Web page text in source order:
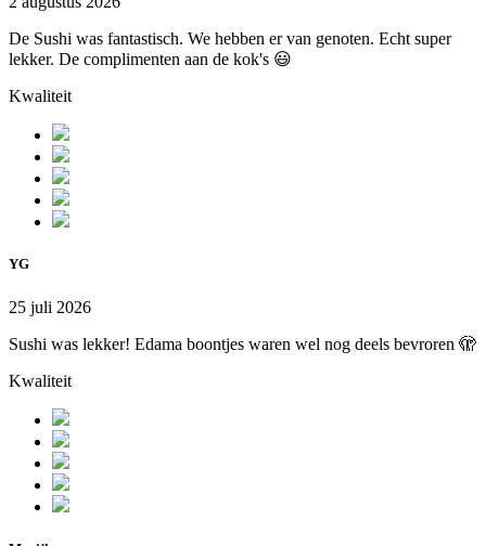
De Sushi was fantastisch. We hebben er van genoten. Echt super
lekker. De complimenten aan de kok's 😃
Kwaliteit
YG
25 juli 2026
Sushi was lekker! Edama boontjes waren wel nog deels bevroren 🫣
Kwaliteit